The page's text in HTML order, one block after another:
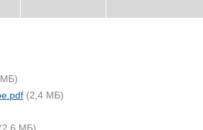
(2,4 МБ)
МБ)